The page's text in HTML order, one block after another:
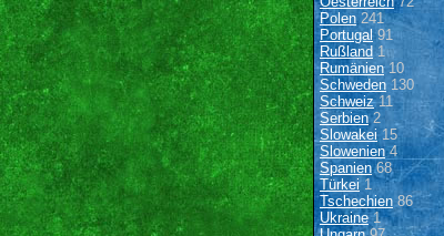
Polen 241
Portugal91
Rußland 1
Rumänien10
Schweden 130
Schweiz11
Serbien2
Slowakei15
Slowenien4
Spanien68
Türkei1
Tschechien 86
Ukraine1